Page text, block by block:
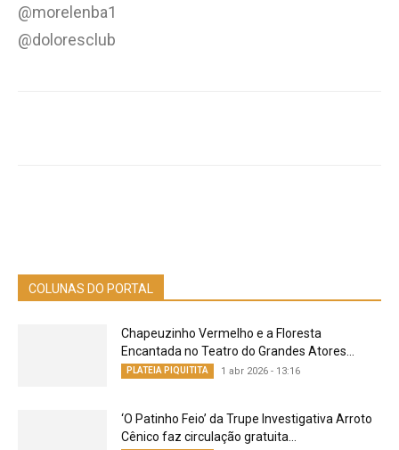
@morelenba1
@doloresclub
COLUNAS DO PORTAL
Chapeuzinho Vermelho e a Floresta
Encantada no Teatro do Grandes Atores...
PLATEIA PIQUITITA 1 abr 2026 - 13:16
‘O Patinho Feio’ da Trupe Investigativa Arroto
Cênico faz circulação gratuita...